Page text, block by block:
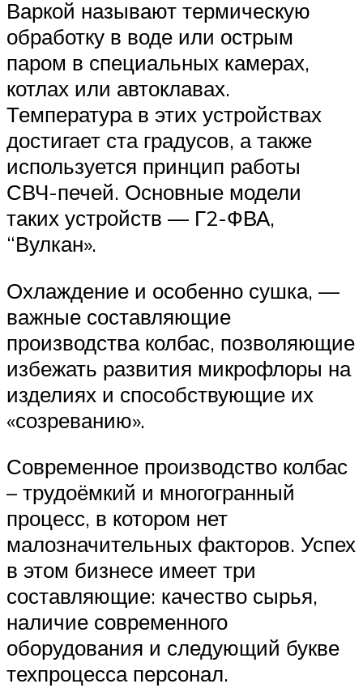
Варкой называют термическую
обработку в воде или острым
паром в специальных камерах,
котлах или автоклавах.
Температура в этих устройствах
достигает ста градусов, а также
используется принцип работы
СВЧ-печей. Основные модели
таких устройств — Г2-ФВА,
“Вулкан».
Охлаждение и особенно сушка, —
важные составляющие
производства колбас, позволяющие
избежать развития микрофлоры на
изделиях и способствующие их
«созреванию».
Современное производство колбас
– трудоёмкий и многогранный
процесс, в котором нет
малозначительных факторов. Успех
в этом бизнесе имеет три
составляющие: качество сырья,
наличие современного
оборудования и следующий букве
техпроцесса персонал.